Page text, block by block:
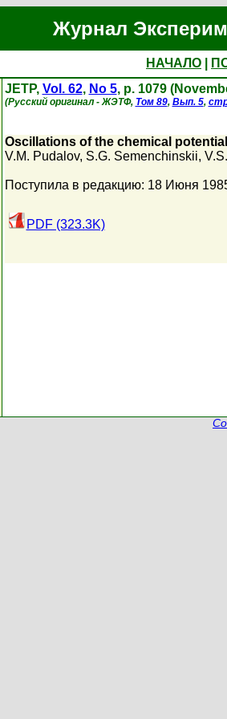
Журнал
НАЧАЛО
JETP, Vol. 62, No 5, p. 1079
(Русский оригинал - ЖЭТФ, Том 89, Вып. 5,
Oscillations of the chemical
V.M. Pudalov, S.G. Semenchinskii,
Поступила в редакцию: 18 Июня
PDF (323.3K)